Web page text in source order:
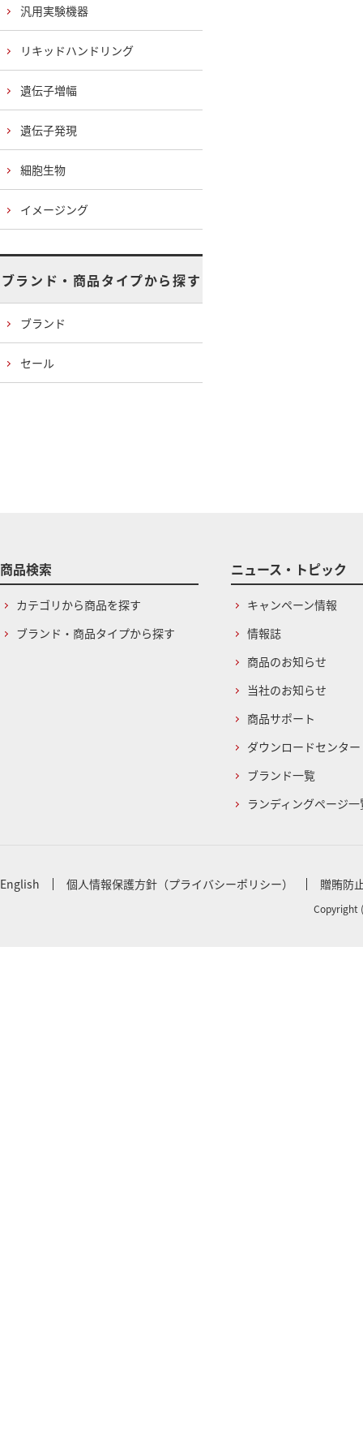
汎用実験機器
リキッドハンドリング
遺伝子増幅
遺伝子発現
細胞生物
イメージング
ブランド・商品タイプから探す
ブランド
セール
商品検索
カテゴリから商品を探す
ブランド・商品タイプから探す
ニュース・トピック
キャンペーン情報
情報誌
商品のお知らせ
当社のお知らせ
商品サポート
ダウンロードセンター
ブランド一覧
ランディングページ一
English 個人情報保護方針（プライバシーポリシー） 贈賄防
Copyright